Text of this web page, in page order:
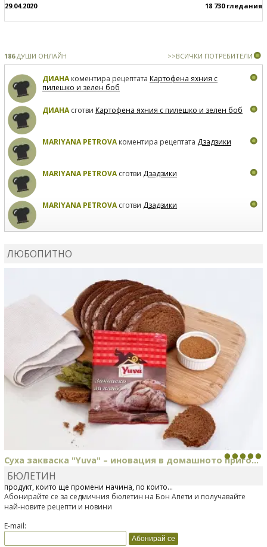
29.04.2020 18 730 гледания
186ДУШИ ОНЛАЙН >>ВСИЧКИ ПОТРЕБИТЕЛИ
ДИАНАкоментира рецептата Картофена яхния с
пилешко и зелен боб
ДИАНАсготви Картофена яхния с пилешко и зелен боб
MARIYANA PETROVAкоментира рецептата Дзадзики
MARIYANA PETROVAсготви Дзадзики
MARIYANA PETROVAсготви Дзадзики
ЛЮБОПИТНО
Суха закваска "Yuva" – иновация в домашното приго...
Отскоро Лесафр България стартира предлагането на изцяло нов
продукт, който ще промени начина, по който...
БЮЛЕТИН
Абонирайте се за седмичния бюлетин на Бон Апети и получавайте
най-новите рецепти и новини
E-mail: